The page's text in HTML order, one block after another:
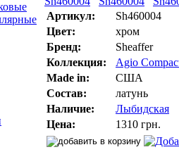
Артикул:
Sh460004
Цвет:
хром
Бренд:
Sheaffer
Коллекция:
Agio
Made in:
США
Состав:
латунь
Наличие:
Лыбидская
Цена:
1310 грн.